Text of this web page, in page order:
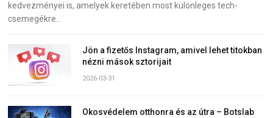
kedvezményei is, amelyek keretében most különleges tech-
csemegékre…
Jön a fizetős Instagram, amivel lehet titokban
nézni mások sztorijait
2026-03-31
Okosvédelem otthonra és az útra – Botslab